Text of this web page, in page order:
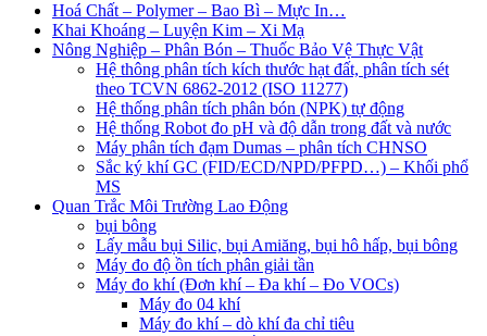
Hoá Chất – Polymer – Bao Bì – Mực In…
Khai Khoáng – Luyện Kim – Xi Mạ
Nông Nghiệp – Phân Bón – Thuốc Bảo Vệ Thực Vật
Hệ thông phân tích kích thước hạt đất, phân tích sét
theo TCVN 6862-2012 (ISO 11277)
Hệ thống phân tích phân bón (NPK) tự động
Hệ thống Robot đo pH và độ dẫn trong đất và nước
Máy phân tích đạm Dumas – phân tích CHNSO
Sắc ký khí GC (FID/ECD/NPD/PFPD…) – Khối phổ
MS
Quan Trắc Môi Trường Lao Động
bụi bông
Lấy mẫu bụi Silic, bụi Amiăng, bụi hô hấp, bụi bông
Máy đo độ ồn tích phân giải tần
Máy đo khí (Đơn khí – Đa khí – Đo VOCs)
Máy đo 04 khí
Máy đo khí – dò khí đa chỉ tiêu